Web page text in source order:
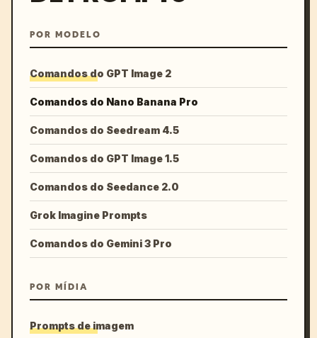
POR MODELO
Comandos do GPT Image 2
Comandos do Nano Banana Pro
Comandos do Seedream 4.5
Comandos do GPT Image 1.5
Comandos do Seedance 2.0
Grok Imagine Prompts
Comandos do Gemini 3 Pro
POR MÍDIA
Prompts de imagem